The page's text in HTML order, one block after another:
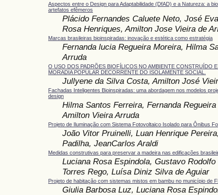
Aspectos entre o Design para Adaptabilidade (DfAD) e a Natureza: a
artefatos efêmeros
Plácido Fernandes Caluete Neto, José
Rosa Henriques, Amilton Jose Vieira de
Marcas brasileiras bioinspiradas: inovação e estética como estratégia
Fernanda lucia Regueira Moreira, Hilma
Arruda
O USO DOS PADRÕES BIOFÍLICOS NO AMBIENTE CONSTRUÍDO
MORADIA POPULAR DECORRENTE DO ISOLAMENTE SOCIAL.
Jullyene da Silva Costa, Amilton José
Fachadas Inteligentes Bioinspiradas: uma abordagem nos modelos
design
Hilma Santos Ferreira, Fernanda
Amilton Vieira Arruda
Projeto de Iluminação com Sistema Fotovoltaico Isolado para Ônibus
João Vitor Pruinelli, Luan Henrique
Padilha, JeanCarlos Araldi
Medidas construtivas para preservar a madeira nas edificações
Luciana Rosa Espindola, Gustavo
Torres Rego, Luísa Diniz Silva de Aguiar
Projeto de habitação com sistemas mistos em bambu no município de
Giulia Barbosa Luz, Luciana Rosa